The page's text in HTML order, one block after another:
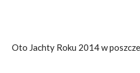
Oto Jachty Roku 2014 w